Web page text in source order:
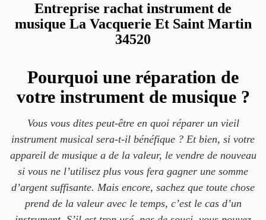
Entreprise rachat instrument de
musique La Vacquerie Et Saint Martin
34520
Pourquoi une réparation de
votre instrument de musique ?
Vous vous dites peut-être en quoi réparer un vieil
instrument musical sera-t-il bénéfique ? Et bien, si votre
appareil de musique a de la valeur, le vendre de nouveau
si vous ne l’utilisez plus vous fera gagner une somme
d’argent suffisante. Mais encore, sachez que toute chose
prend de la valeur avec le temps, c’est le cas d’un